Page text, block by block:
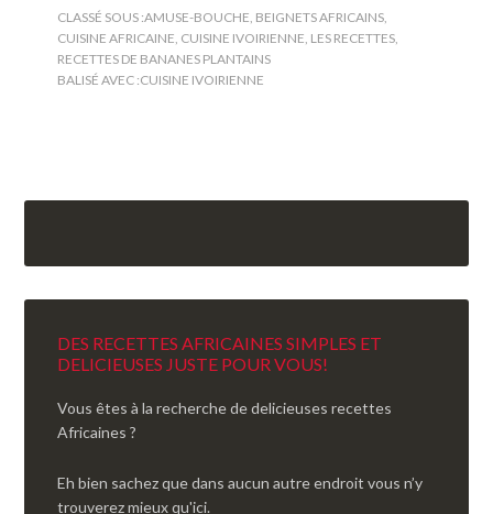
CLASSÉ SOUS :AMUSE-BOUCHE BEIGNETS AFRICAINS
CUISINE AFRICAINE CUISINE IVOIRIENNE LES RECETTES
RECETTES DE BANANES PLANTAINS
BALISÉ AVEC :CUISINE IVOIRIENNE
DES RECETTES AFRICAINES SIMPLES ET
DELICIEUSES JUSTE POUR VOUS!
Vous êtes à la recherche de delicieuses recettes
Africaines ?
Eh bien sachez que dans aucun autre endroit vous n’y
trouverez mieux qu'ici.